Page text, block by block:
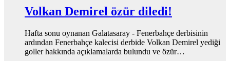
Volkan Demirel özür diledi!
Hafta sonu oynanan Galatasaray - Fenerbahçe derbisinin
ardından Fenerbahçe kalecisi derbide Volkan Demirel yediği
goller hakkında açıklamalarda bulundu ve özür…